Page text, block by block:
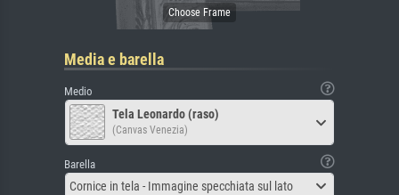
Media e barella
Medio
Tela Leonardo (raso)
(Canvas Venezia)
Barella
Cornice in tela - Immagine specchiata sul lato